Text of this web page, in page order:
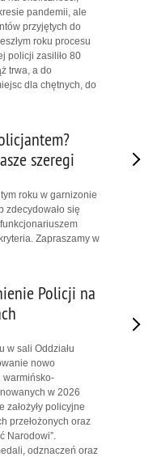
pandemii, ale
przyjętych do
roku procesu
policji zasiliło 80
trwa, a do
dla chętnych, do
szeregi
roku w garnizonie
zdecydowało się
Zapraszamy w
Policji na
w sali Oddziału
nowo
warmińsko-
w 2026
założyły policyjne
przełożonych oraz
Narodowi”.
odznaczeń oraz